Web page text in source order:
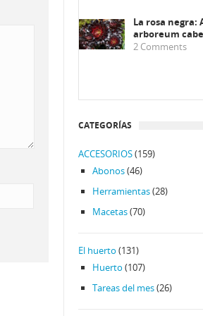
La rosa negra:
arboreum
2 Comments
CATEGORÍAS
ACCESORIOS(159)
Abonos(46)
Herramientas(28)
Macetas(70)
El huerto (131)
Huerto (107)
Tareas del mes(26)